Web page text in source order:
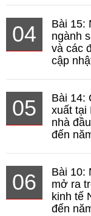
04
Bài 15:
ngành
và các
cập
05
Bài 14:
xuất tại
nhà
đến
06
Bài 10:
mở ra
kinh tế
đến